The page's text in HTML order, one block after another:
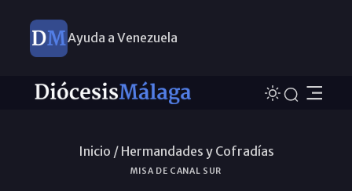
Ayuda a Venezuela
Inicio / Hermandades y Cofradías
MISA DE CANAL SUR